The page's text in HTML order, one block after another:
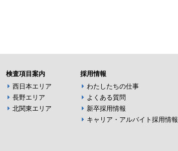
検査項目案内
西日本エリア
長野エリア
北関東エリア
採用情報
わたしたちの仕事
よくある質問
新卒採用情報
キャリア・アルバイト採用情報